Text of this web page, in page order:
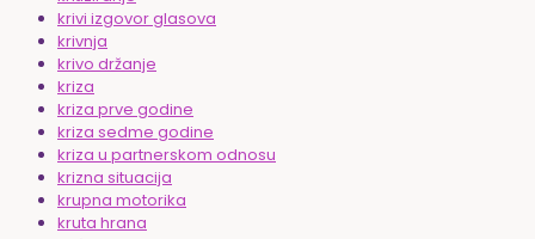
krivi izgovor glasova
krivnja
krivo držanje
kriza
kriza prve godine
kriza sedme godine
kriza u partnerskom odnosu
krizna situacija
krupna motorika
kruta hrana